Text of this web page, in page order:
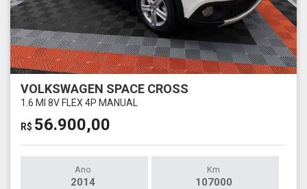
VOLKSWAGEN SPACE CROSS
1.6 MI 8V FLEX 4P MANUAL
R$ 56.900,00
Ano
2014
Km
107000